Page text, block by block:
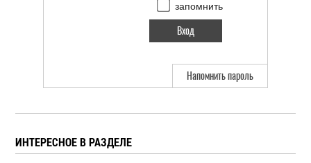
запомнить
Напомнить пароль
ИНТЕРЕСНОЕ В РАЗДЕЛЕ